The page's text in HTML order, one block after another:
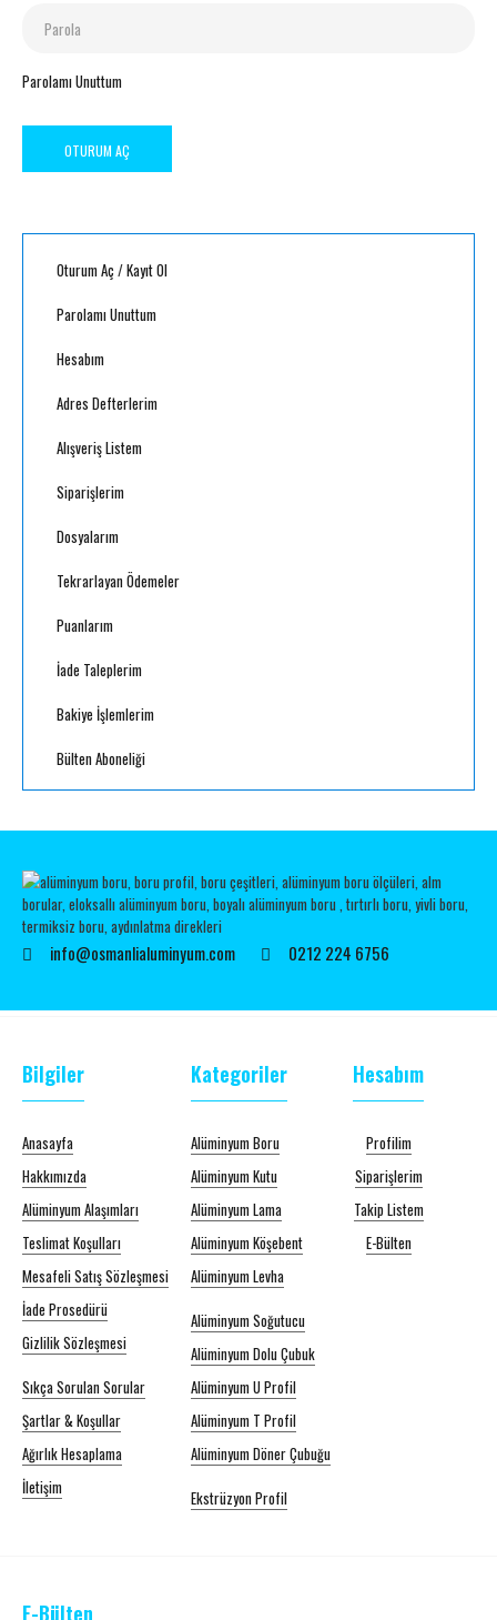
Parolamı Unuttum
Oturum Aç /Kayıt Ol
Parolamı Unuttum
Hesabım
Adres Defterlerim
Alışveriş Listem
Siparişlerim
Dosyalarım
Tekrarlayan Ödemeler
Puanlarım
İade Taleplerim
Bakiye İşlemlerim
Bülten Aboneliği
info@osmanlialuminyum.com 0212 224 6756
Bilgiler
Anasayfa
Hakkımızda
Alüminyum Alaşımları
Teslimat Koşulları
Mesafeli Satış Sözleşmesi
İade Prosedürü
Gizlilik Sözleşmesi
Sıkça Sorulan Sorular
Şartlar & Koşullar
Ağırlık Hesaplama
İletişim
Kategoriler
Alüminyum Boru
Alüminyum Kutu
Alüminyum Lama
Alüminyum Köşebent
Alüminyum Levha
Alüminyum Soğutucu
Alüminyum Dolu Çubuk
Alüminyum U Profil
Alüminyum T Profil
Alüminyum Döner Çubuğu
Ekstrüzyon Profil
Hesabım
Profilim
Siparişlerim
Takip Listem
E-Bülten
E-Bülten